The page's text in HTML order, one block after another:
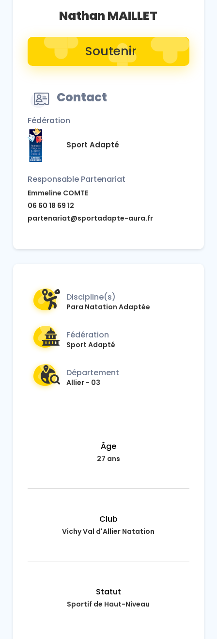
Nathan MAILLET
Soutenir
Contact
Fédération
Sport Adapté
Responsable Partenariat
Emmeline COMTE
06 60 18 69 12
partenariat@sportadapte-aura.fr
Discipline(s)
Para Natation Adaptée
Fédération
Sport Adapté
Département
Allier - 03
Âge
27 ans
Club
Vichy Val d'Allier Natation
Statut
Sportif de Haut-Niveau